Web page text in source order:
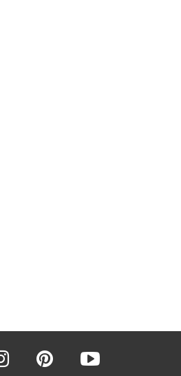
instagram